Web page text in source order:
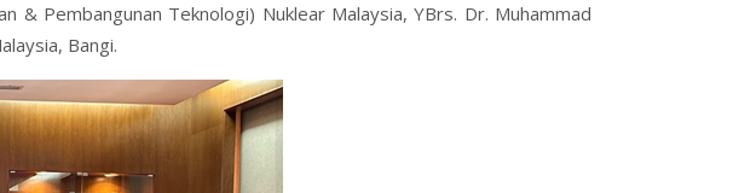
Pembangunan Teknologi) Nuklear Malaysia, YBrs. Dr. Muhammad
Bangi.